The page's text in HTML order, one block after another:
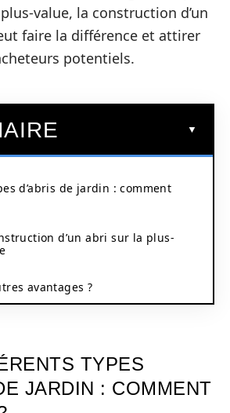
value, la construction d’un
faire la différence et attirer
potentiels.
d’abris de jardin : comment
d’un abri sur la plus-
avantages ?
TYPES
JARDIN : COMMENT